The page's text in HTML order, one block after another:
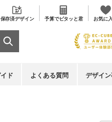
保存済デザイン 予算でピタッと君 お気に
ド よくある質問 デザイ